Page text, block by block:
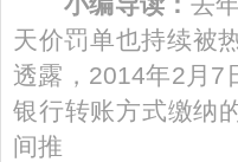
天价罚单也持续被
透露，2014年2月7
银行转账方式缴纳
间推